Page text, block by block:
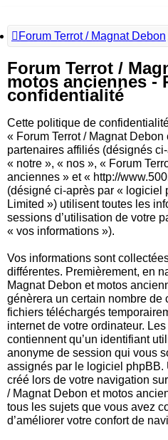
Forum Terrot / Magnat Debon
Forum Terrot /
motos anciennes -
confidentialité
Cette politique de
« Forum Terrot / Magnat
partenaires affiliés (désignés
« notre », « nos », « Forum
anciennes » et « http://
(désigné ci-après par « logiciel
Limited ») utilisent toutes les
sessions d’utilisation de votre
« vos informations »).
Vos informations sont
différentes. Premièrement, en
Magnat Debon et motos
génèrera un certain nombre de
fichiers téléchargés
internet de votre ordinateur.
contiennent qu’un identifiant
anonyme de session qui vous
assignés par le logiciel phpBB.
créé lors de votre navigation
/ Magnat Debon et motos
tous les sujets que vous avez
d’améliorer votre confort de